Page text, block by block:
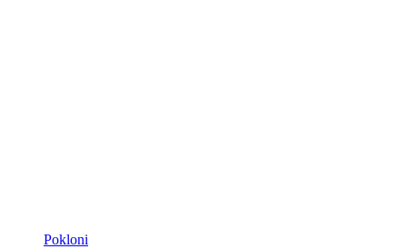
Pokloni